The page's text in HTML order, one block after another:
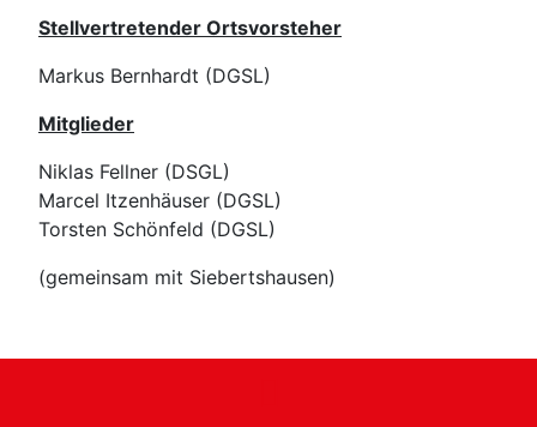
Stellvertretender Ortsvorsteher
Markus Bernhardt (DGSL)
Mitglieder
Niklas Fellner (DSGL)
Marcel Itzenhäuser (DGSL)
Torsten Schönfeld (DGSL)
(gemeinsam mit Siebertshausen)